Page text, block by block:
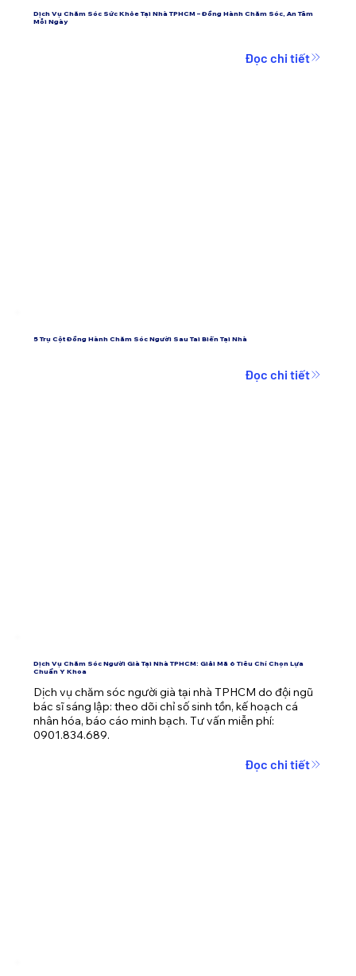
Dịch Vụ Chăm Sóc Sức Khỏe Tại Nhà TPHCM – Đồng Hành Chăm Sóc, An Tâm
Mỗi Ngày
Đọc chi tiết
5 Trụ Cột Đồng Hành Chăm Sóc Người Sau Tai Biến Tại Nhà
Đọc chi tiết
Dịch Vụ Chăm Sóc Người Già Tại Nhà TPHCM: Giải Mã 6 Tiêu Chí Chọn Lựa
Chuẩn Y Khoa
Dịch vụ chăm sóc người già tại nhà TPHCM do đội ngũ
bác sĩ sáng lập: theo dõi chỉ số sinh tồn, kế hoạch cá
nhân hóa, báo cáo minh bạch. Tư vấn miễn phí:
0901.834.689.
Đọc chi tiết